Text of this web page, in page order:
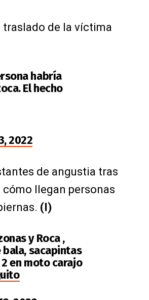
traslado de la víctima
habría
El hecho
2022
de angustia tras
cómo llegan personas
(I)
y Roca ,
bala, sacapintas
en moto carajo